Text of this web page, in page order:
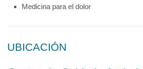
Medicina para el dolor
UBICACIÓN